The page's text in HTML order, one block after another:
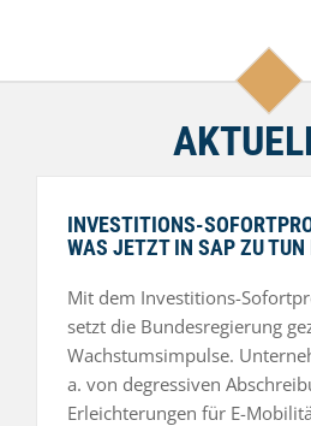
INVESTITIONS-
WAS JETZT IN SAP ZU TUN
Mit dem Investitions-
setzt die Bundesregierung
Wachstumsimpulse.
a. von degressiven
Erleichterungen für E-